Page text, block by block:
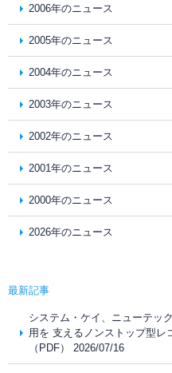
2006年のニュース
2005年のニュース
2004年のニュース
2003年のニュース
2002年のニュース
2001年のニュース
2000年のニュース
2026年のニュース
最新記事
システム・ケイ、ニューテッ
用を 支えるノンストップ型レ
（PDF） 2026/07/16